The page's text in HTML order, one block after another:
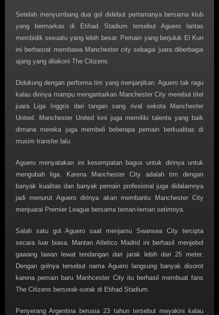
Setelah menyumbang dua gol didebut pertamanya bersama klub
yang bermarkas di Etihad Stadium tersebut Aguero lantas
membidik sesuatu yang lebih besar. Pemain yang berjuluk El Kun
ini berhasrat membawa Manchester city sebagai juara diberbagai
ajang yang dilakoni The Citizens.
Didukung dengan performa tim yang menjanjikan. Aguero tak ragu
kalau dirinya mampu mengantarkan Manchester City merebut titel
juara Liga Inggris dari tangan sang rival sekota Manchester
United. Manchester United kini juga memiliki talenta yang baik
dimana mereka juga membeli beberapa pemain berkualitas di
musim transfer lalu.
Aguero menyatakan ini kesempatan bagus untuk dirinya untuk
mengubah liga. Karena Manchester City adalah tim dengan
banyak kualitas dan banyak pemain profesional juga didalamnya
jadi menurut Aguero dirinya akan membantu Manchester City
menjuarai Premier League bersama teman-teman setimnya.
Salah satu gol Aguero saat menjamu Swansea City tercipta
secara luar biasa. Mantan Atletico Madrid ini berhasil menjebol
gawang lawan lewat tendangan dari jarak lebih dari 25 meter.
Dengan golnya tersebut nama Aguero langsung banyak disorot
karena pemain baru Manhcester City itu berhasil membuat fans
The Citizens bersorak-sorak di Etihad Stadium.
Penyerang Argentina berusia 23 tahun tersebut meyakini kalau